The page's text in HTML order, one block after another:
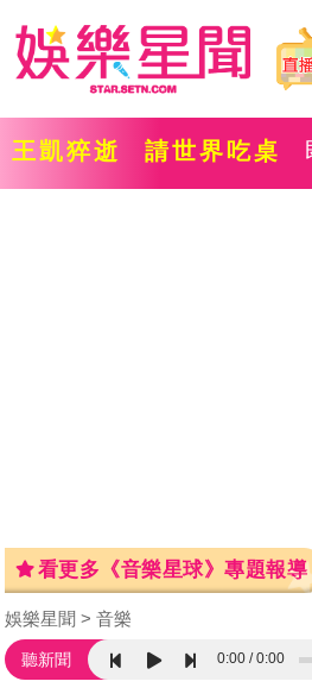
王凱猝逝 請世界吃桌
看更多《音樂星球》專題報導
娛樂星聞 音樂
聽新聞 0:00 0:00